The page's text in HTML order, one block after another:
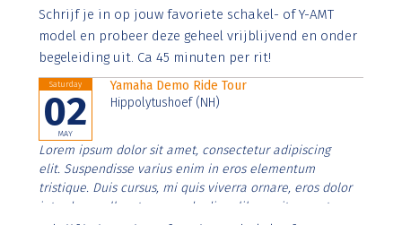
Aenean faucibus nibh et justo cursus id rutrum lorem
imperdiet. Nunc ut sem vitae risus tristique posuere.
Schrijf je in op jouw favoriete schakel- of Y-AMT
model en probeer deze geheel vrijblijvend en onder
begeleiding uit. Ca 45 minuten per rit!
Saturday
02
MAY
Yamaha Demo Ride Tour
Hippolytushoef (NH)
Lorem ipsum dolor sit amet, consectetur adipiscing
elit. Suspendisse varius enim in eros elementum
tristique. Duis cursus, mi quis viverra ornare, eros dolor
interdum nulla, ut commodo diam libero vitae erat.